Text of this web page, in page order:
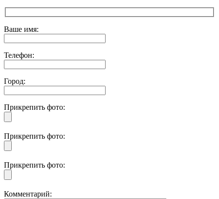
Ваше имя:
Телефон:
Город:
Прикрепить фото:
Прикрепить фото:
Прикрепить фото:
Комментарий: